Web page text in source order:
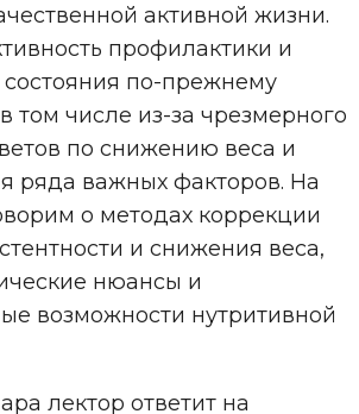
активной жизни.
профилактики и
состояния по-прежнему
том числе из-за чрезмерного
по снижению веса и
ряда важных факторов. На
о методах коррекции
и снижения веса,
нюансы и
возможности нутритивной
лектор ответит на